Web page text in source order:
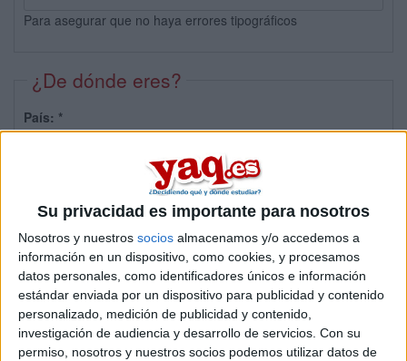
Su privacidad es importante para nosotros
Nosotros y nuestros socios almacenamos y/o accedemos a
información en un dispositivo, como cookies, y procesamos
datos personales, como identificadores únicos e información
estándar enviada por un dispositivo para publicidad y contenido
personalizado, medición de publicidad y contenido,
investigación de audiencia y desarrollo de servicios. Con su
permiso, nosotros y nuestros socios podemos utilizar datos de
Para asegurar que no haya errores tipográficos
¿De dónde eres?
País: *
Sobre ti
Soy:*
Chico